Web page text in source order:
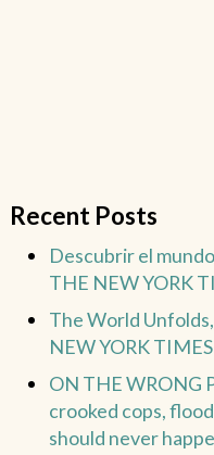
Recent Posts
Descubrir el
THE NEW YORK
The World
NEW YORK TIMES
ON THE WRONG
crooked cops,
should never